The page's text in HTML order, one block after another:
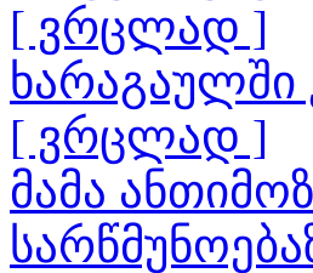
[ ვრცლად ]
ხარაგაულში
[ ვრცლად ]
მამა